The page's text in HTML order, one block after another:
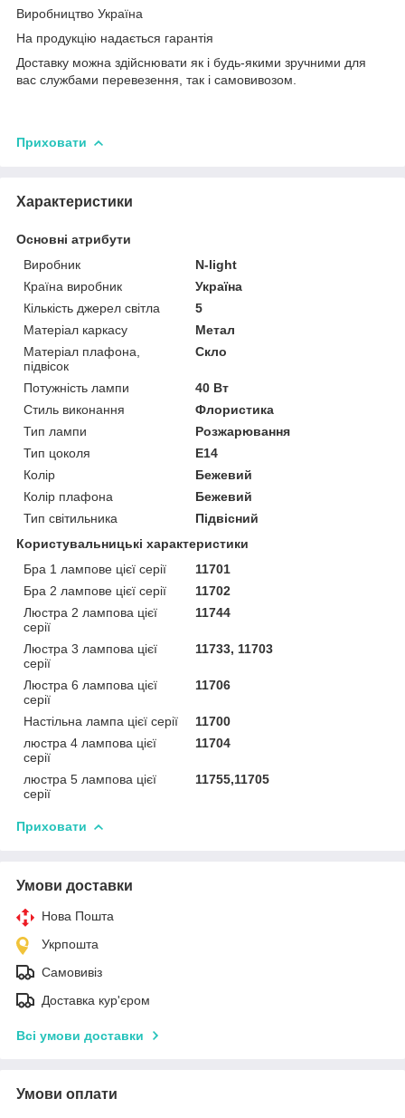
Виробництво Україна
На продукцію надається гарантія
Доставку можна здійснювати як і будь-якими зручними для
вас службами перевезення, так і самовивозом.
Приховати
Характеристики
Основні атрибути
Виробник
N-light
Країна виробник
Україна
Кількість джерел світла
5
Матеріал каркасу
Метал
Матеріал плафона,
підвісок
Скло
Потужність лампи
40 Вт
Стиль виконання
Флористика
Тип лампи
Розжарювання
Тип цоколя
E14
Колір
Бежевий
Колір плафона
Бежевий
Тип світильника
Підвісний
Користувальницькі характеристики
Бра 1 лампове цієї серії
11701
Бра 2 лампове цієї серії
11702
Люстра 2 лампова цієї
серії
11744
Люстра 3 лампова цієї
серії
11733, 11703
Люстра 6 лампова цієї
серії
11706
Настільна лампа цієї серії
11700
люстра 4 лампова цієї
серії
11704
люстра 5 лампова цієї
серії
11755,11705
Приховати
Умови доставки
Нова Пошта
Укрпошта
Самовивіз
Доставка кур'єром
Всі умови доставки
Умови оплати